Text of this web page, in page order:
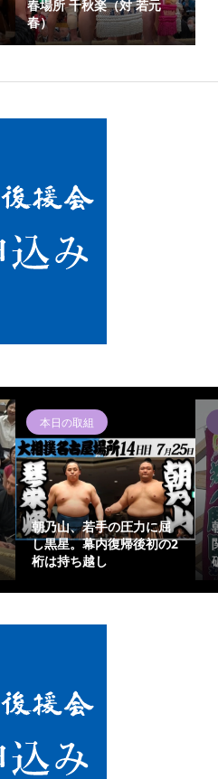
春場所 千秋楽（対 若元
春）
本日の取組
朝乃山、若手の圧力に屈
し黒星。幕内復帰後初の2
桁は持ち越し